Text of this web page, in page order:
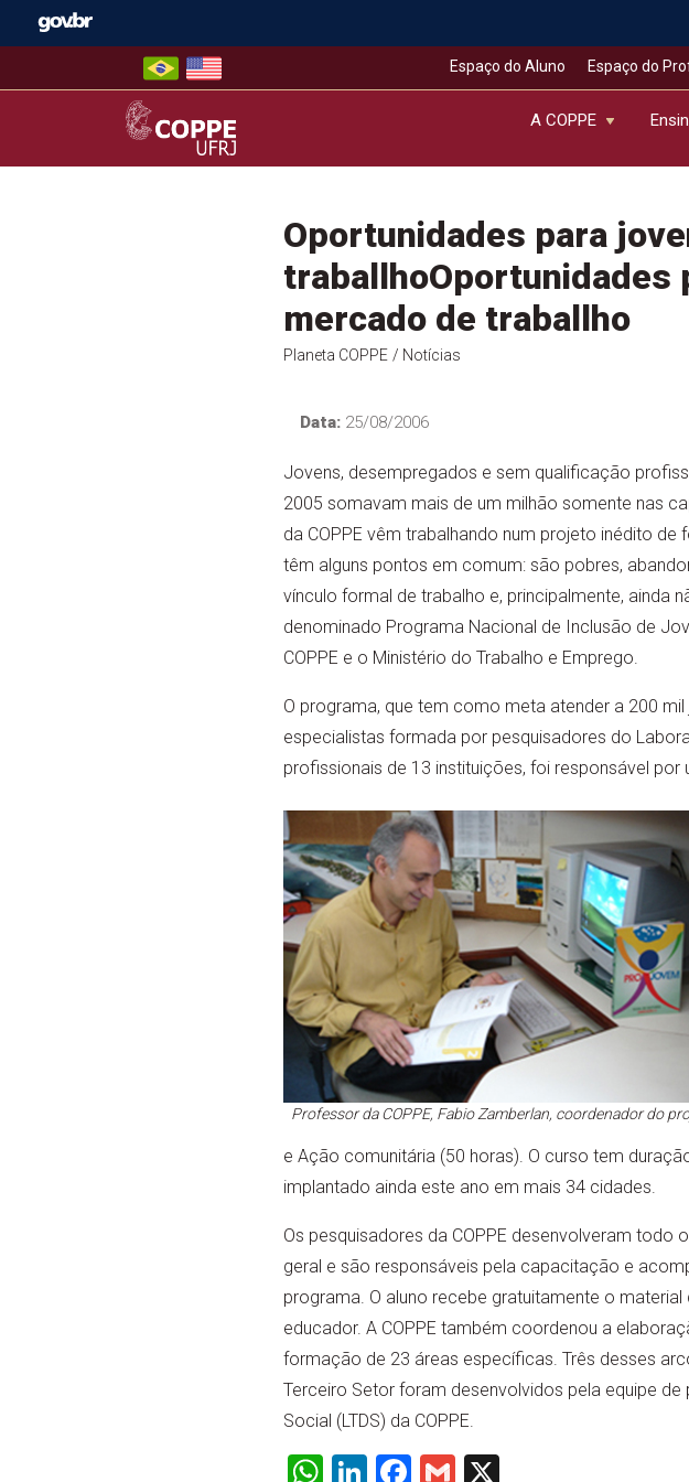
Espaço do Aluno Espaço do
COPPE – UFRJ
A COPPE
Oportunidades para
traballhoOportunidades
mercado de traballho
Planeta COPPE / Notícias
Data:25/08/2006
Jovens, desempregados e sem qualificação
2005 somavam mais de um milhão somente nas
da COPPE vêm trabalhando num projeto inédito
têm alguns pontos em comum: são pobres,
vínculo formal de trabalho e, principalmente, ainda
denominado Programa Nacional de Inclusão de
COPPE e o Ministério do Trabalho e Emprego.
O programa, que tem como meta atender a 200
especialistas formada por pesquisadores do
profissionais de 13 instituições, foi responsável
Professor da COPPE, Fabio Zamberlan, coordenador do
e Ação comunitária (50 horas). O curso tem
implantado ainda este ano em mais 34 cidades.
Os pesquisadores da COPPE desenvolveram
geral e são responsáveis pela capacitação e
programa. O aluno recebe gratuitamente o
educador. A COPPE também coordenou a
formação de 23 áreas específicas. Três desses
Terceiro Setor foram desenvolvidos pela equipe
Social (LTDS) da COPPE.
WhatsApp
LinkedIn
Facebook
Gmail
X